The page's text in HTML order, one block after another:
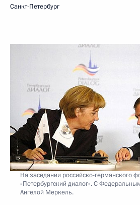
Санкт-Петербург
На заседании российско-германского
«Петербургский диалог». С
Ангелой Меркель.